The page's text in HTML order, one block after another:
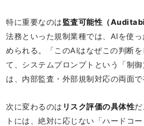
特に重要なのは監査可能性（
法務といった規制業種では、AIを使
められる。「このAIはなぜこの判断
て、システムプロンプトという「制
は、内部監査・外部規制対応の両面で
次に変わるのは リスク評価の具体性
トには、絶対に応じない「ハードコ